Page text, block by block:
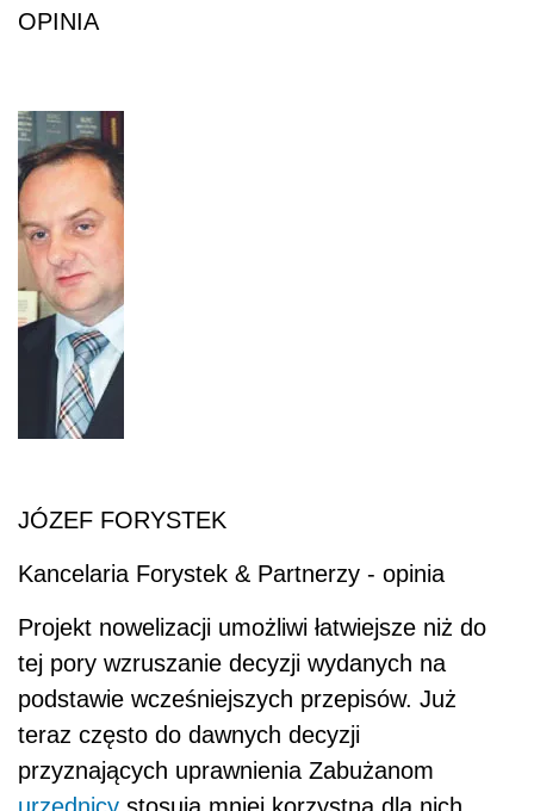
OPINIA
JÓZEF FORYSTEK
Kancelaria Forystek & Partnerzy - opinia
Projekt nowelizacji umożliwi łatwiejsze niż do
tej pory wzruszanie decyzji wydanych na
podstawie wcześniejszych przepisów. Już
teraz często do dawnych decyzji
przyznających uprawnienia Zabużanom